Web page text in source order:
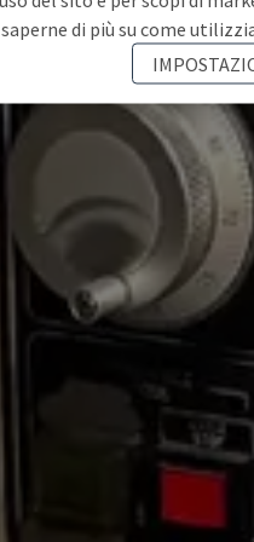
di più su come